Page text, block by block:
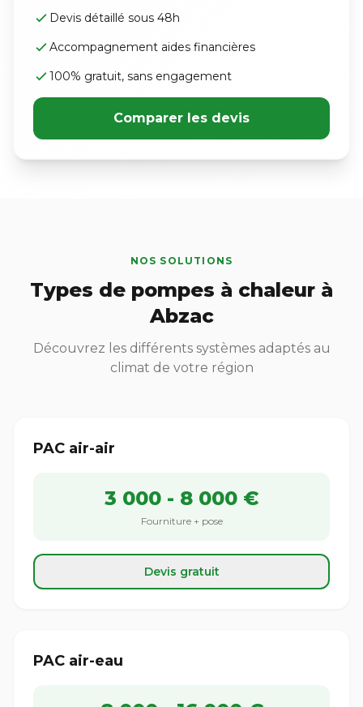
Devis détaillé sous 48h
Accompagnement aides financières
100% gratuit, sans engagement
Comparer les devis
NOS SOLUTIONS
Types de pompes à chaleur à
Abzac
Découvrez les différents systèmes adaptés au
climat de votre région
PAC air-air
3 000 - 8 000 €
Fourniture + pose
Devis gratuit
PAC air-eau